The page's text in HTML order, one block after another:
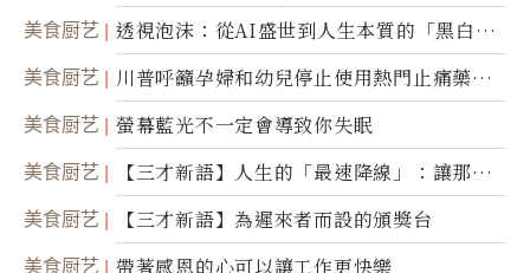
省思
美食厨艺
透視泡沫：從AI盛世到人生本質的「黑白一
瞬」
美食厨艺
川普呼籲孕婦和幼兒停止使用熱門止痛藥泰
諾
美食厨艺 螢幕藍光不一定會導致你失眠
美食厨艺
【三才新語】人生的「最速降線」：讓那道
光，帶你滑向自己
美食厨艺 【三才新語】為遲來者而設的頒獎台
美食厨艺 帶著感恩的心可以讓工作更快樂